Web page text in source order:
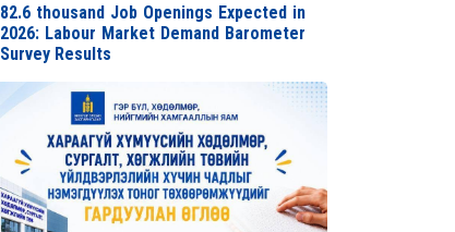
82.6 thousand Job Openings Expected in
2026: Labour Market Demand Barometer
Survey Results